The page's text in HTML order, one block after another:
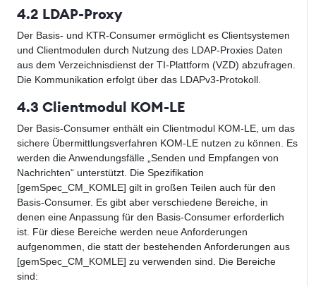
4.2 LDAP-Proxy
Der Basis- und KTR-Consumer ermöglicht es Clientsystemen
und Clientmodulen durch Nutzung des LDAP-Proxies Daten
aus dem Verzeichnisdienst der TI-Plattform (VZD) abzufragen.
Die Kommunikation erfolgt über das LDAPv3-Protokoll.
4.3 Clientmodul KOM-LE
Der Basis-Consumer enthält ein Clientmodul KOM-LE, um das
sichere Übermittlungsverfahren KOM-LE nutzen zu können. Es
werden die Anwendungsfälle „Senden und Empfangen von
Nachrichten“ unterstützt. Die Spezifikation
[gemSpec_CM_KOMLE] gilt in großen Teilen auch für den
Basis-Consumer. Es gibt aber verschiedene Bereiche, in
denen eine Anpassung für den Basis-Consumer erforderlich
ist. Für diese Bereiche werden neue Anforderungen
aufgenommen, die statt der bestehenden Anforderungen aus
[gemSpec_CM_KOMLE] zu verwenden sind. Die Bereiche
sind: